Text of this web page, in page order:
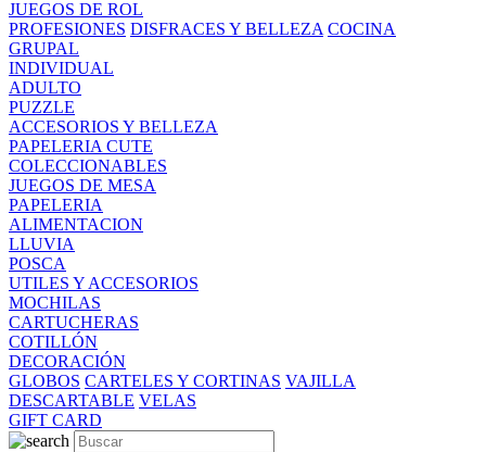
JUEGOS DE ROL
PROFESIONES DISFRACES Y BELLEZA COCINA
GRUPAL
INDIVIDUAL
ADULTO
PUZZLE
ACCESORIOS Y BELLEZA
PAPELERIA CUTE
COLECCIONABLES
JUEGOS DE MESA
PAPELERIA
ALIMENTACION
LLUVIA
POSCA
UTILES Y ACCESORIOS
MOCHILAS
CARTUCHERAS
COTILLÓN
DECORACIÓN
GLOBOS CARTELES Y CORTINAS VAJILLA
DESCARTABLE VELAS
GIFT CARD